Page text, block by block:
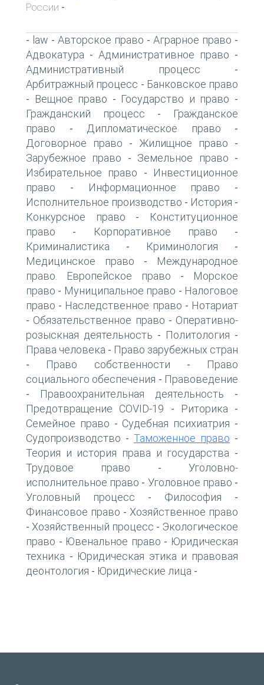
России -
- law - Авторское право - Аграрное право -
Адвокатура - Административное право -
Административный процесс -
Арбитражный процесс - Банковское право
- Вещное право - Государство и право -
Гражданский процесс -
Гражданское
право - Дипломатическое право -
Договорное право - Жилищное право -
Зарубежное право - Земельное право -
Избирательное право -
Инвестиционное
право - Информационное право -
Исполнительное производство - История -
Конкурсное право -
Конституционное
право - Корпоративное право -
Криминалистика - Криминология -
Медицинское право -
Международное
право. Европейское право -
Морское
право - Муниципальное право - Налоговое
право - Наследственное право - Нотариат
- Обязательственное право - Оперативно-
розыскная деятельность - Политология -
Права человека - Право зарубежных стран
- Право собственности -
Право
социального обеспечения - Правоведение
- Правоохранительная деятельность -
Предотвращение COVID-19 - Риторика -
Семейное право - Судебная психиатрия -
Судопроизводство - Таможенное право -
Теория и история права и государства -
Трудовое право -Уголовно-
исполнительное право - Уголовное право -
Уголовный процесс - Философия -
Финансовое право - Хозяйственное право
- Хозяйственный процесс - Экологическое
право - Ювенальное право - Юридическая
техника - Юридическая этика и правовая
деонтология - Юридические лица -